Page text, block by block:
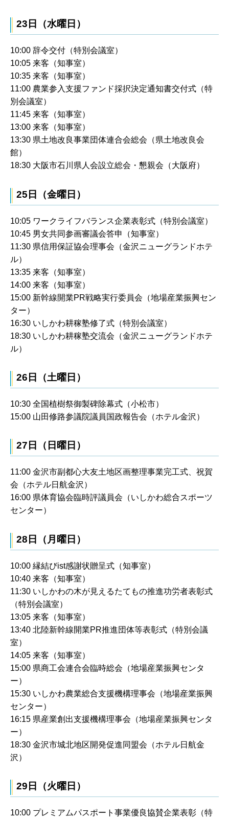
23日（水曜日）
10:00 辞令交付（特別会議室）
10:05 来客（知事室）
10:35 来客（知事室）
11:00 農業参入支援ファンド採択決定通知書交付式（特
別会議室）
11:45 来客（知事室）
13:00 来客（知事室）
13:30 県土地改良事業団体連合会総会（県土地改良会
館）
18:30 大阪市石川県人会設立総会・懇親会（大阪府）
25日（金曜日）
10:05 ワークライフバランス企業表彰式（特別会議室）
10:45 男女共同参画審議会答申（知事室）
11:30 県信用保証協会理事会（金沢ニューグランドホテ
ル）
13:35 来客（知事室）
14:00 来客（知事室）
15:00 新幹線開業PR戦略実行委員会（地場産業振興セン
ター）
16:30 いしかわ耕稼塾修了式（特別会議室）
18:30 いしかわ耕稼塾交流会（金沢ニューグランドホテ
ル）
26日（土曜日）
10:30 全国植樹祭御製碑除幕式（小松市）
15:00 山田修路参議院議員国政報告会（ホテル金沢）
27日（日曜日）
11:00 金沢市副都心大友土地区画整理事業完工式、祝賀
会（ホテル日航金沢）
16:00 県体育協会臨時評議員会（いしかわ総合スポーツ
センター）
28日（月曜日）
10:00 縁結びist感謝状贈呈式（知事室）
10:40 来客（知事室）
11:30 いしかわの木が見えるたてもの推進功労者表彰式
（特別会議室）
13:05 来客（知事室）
13:40 北陸新幹線開業PR推進団体等表彰式（特別会議
室）
14:05 来客（知事室）
15:00 県商工会連合会臨時総会（地場産業振興センタ
ー）
15:30 いしかわ農業総合支援機構理事会（地場産業振興
センター）
16:15 県産業創出支援機構理事会（地場産業振興センタ
ー）
18:30 金沢市城北地区開発促進同盟会（ホテル日航金
沢）
29日（火曜日）
10:00 プレミアムパスポート事業優良協賛企業表彰（特